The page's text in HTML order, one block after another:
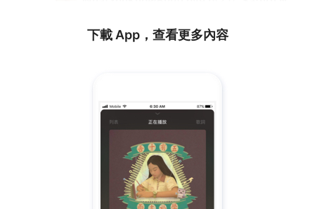
下載 App，查看更多內容